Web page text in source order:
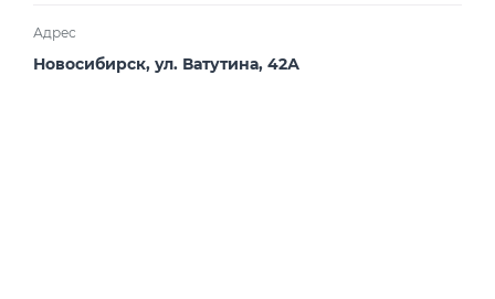
Адрес
Новосибирск, ул. Ватутина, 42А